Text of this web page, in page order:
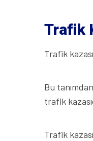
Trafik
Trafik
Bu
trafik
Trafik